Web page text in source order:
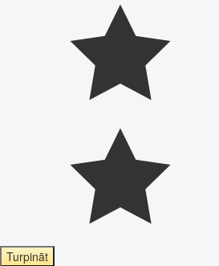
Turpināt